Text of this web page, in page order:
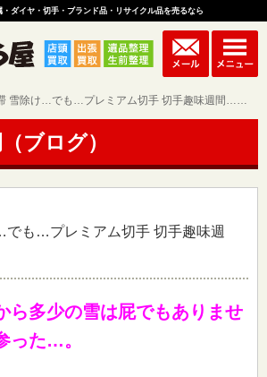
ダイヤ・切手・ブランド品・リサイクル品を売るなら
大雪 渋滞 雪除け…でも…プレミアム切手 切手趣味週間…文化人切手
ブログ）
でも…プレミアム切手 切手趣味週
ら多少の雪は屁でもありませ
った…。